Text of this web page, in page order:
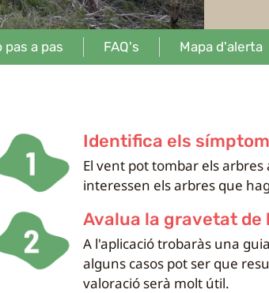
pas a pas FAQ's Mapa d'alerta
Identifica els
El vent pot tombar els
interessen els arbres que
Avalua la gravetat
A l'aplicació trobaràs una
alguns casos pot ser que
valoració serà molt útil.